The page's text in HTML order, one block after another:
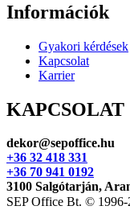
Információk
Gyakori kérdések
Kapcsolat
Karrier
KAPCSOLAT
dekor@sepoffice.hu
+36 32 418 331
+36 70 941 0192
3100 Salgótarján,
SEP Office Bt. ©